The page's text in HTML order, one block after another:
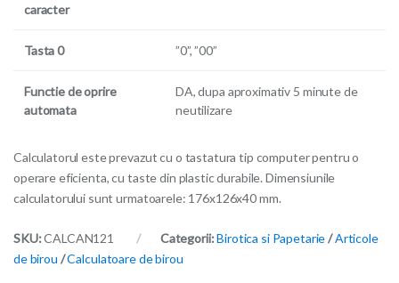
caracter
Tasta 0 ”0”, ”00”
Functie de oprire
automata
DA, dupa aproximativ 5 minute de
neutilizare
Calculatorul este prevazut cu o tastatura tip computer pentru o
operare eficienta, cu taste din plastic durabile. Dimensiunile
calculatorului sunt urmatoarele: 176x126x40 mm.
SKU:CALCAN121 Categorii:Birotica si Papetarie/Articole
de birou /Calculatoare de birou